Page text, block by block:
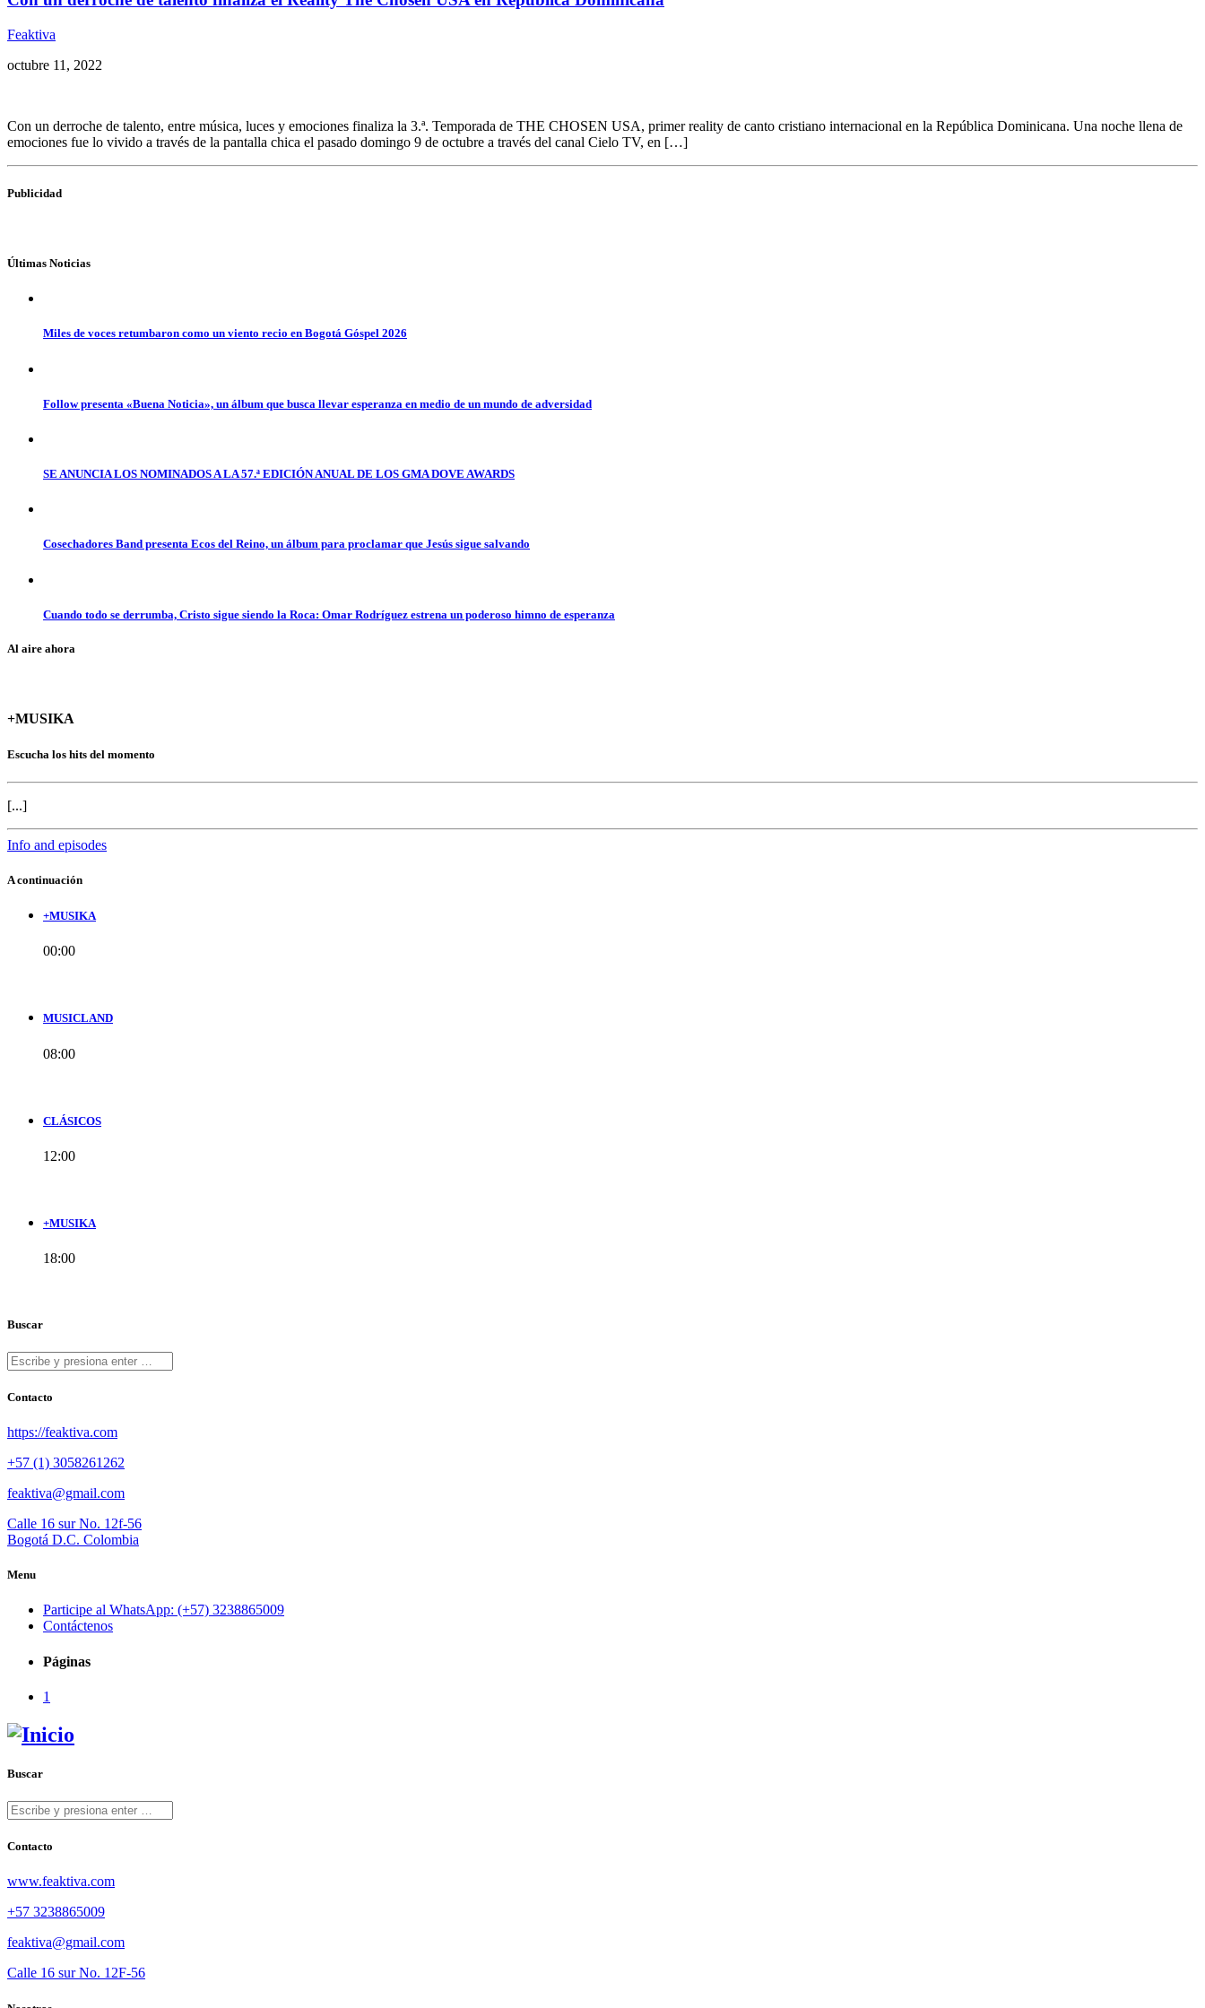
Feaktiva
octubre 11, 2022
Con un derroche de talento, entre música, luces y emociones finaliza la 3.ª. Temporada de THE CHOSEN USA, primer reality de canto cristiano internacional en la República Dominicana. Una noche llena de
emociones fue lo vivido a través de la pantalla chica el pasado domingo 9 de octubre a través del canal Cielo TV, en […]
Publicidad
Últimas Noticias
Miles de voces retumbaron como un viento recio en Bogotá Góspel 2026
Follow presenta «Buena Noticia», un álbum que busca llevar esperanza en medio de un mundo de adversidad
SE ANUNCIA LOS NOMINADOS A LA 57.ª EDICIÓN ANUAL DE LOS GMA DOVE AWARDS
Cosechadores Band presenta Ecos del Reino, un álbum para proclamar que Jesús sigue salvando
Cuando todo se derrumba, Cristo sigue siendo la Roca: Omar Rodríguez estrena un poderoso himno de esperanza
Al aire ahora
+MUSIKA
Escucha los hits del momento
[...]
Info and episodes
A continuación
+MUSIKA
00:00
MUSICLAND
08:00
CLÁSICOS
12:00
+MUSIKA
18:00
Buscar
Contacto
https://feaktiva.com
+57 (1) 3058261262
feaktiva@gmail.com
Calle 16 sur No. 12f-56
Bogotá D.C. Colombia
Menu
Participe al WhatsApp: (+57) 3238865009
Contáctenos
Páginas
1
Buscar
Contacto
www.feaktiva.com
+57 3238865009
feaktiva@gmail.com
Calle 16 sur No. 12F-56